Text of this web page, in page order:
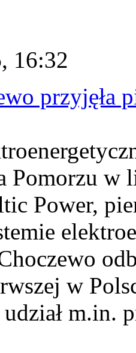
16:32
przyjęła
Pomorzu w
Power,
w
m.in.